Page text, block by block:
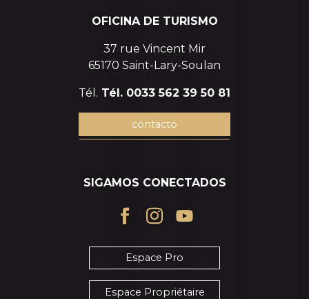
OFICINA DE TURISMO
37 rue Vincent Mir
65170 Saint-Lary-Soulan
Tél. Tél. 0033 562 39 50 81
contacto
SIGAMOS CONECTADOS
Espace Pro
Espace Propriétaire